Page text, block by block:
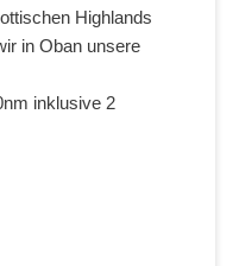
Highlands
in Oban unsere
inklusive 2